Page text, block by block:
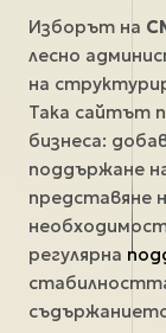
Изборът на
лесно
на
Така сайтът
бизнеса:
поддържане
представяне
регулярна